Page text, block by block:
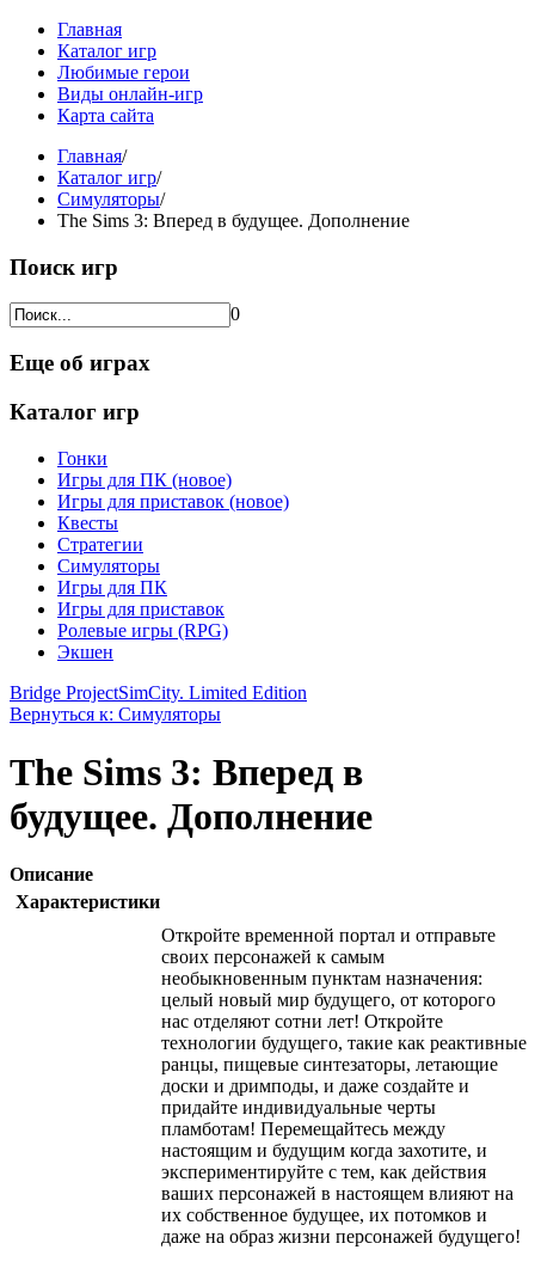
Главная
Каталог игр
Любимые герои
Виды онлайн-игр
Карта сайта
Главная/
Каталог игр/
Симуляторы/
The Sims 3: Вперед в будущее. Дополнение
Поиск игр
0
Еще об играх
Каталог игр
Гонки
Игры для ПК (новое)
Игры для приставок (новое)
Квесты
Стратегии
Симуляторы
Игры для ПК
Игры для приставок
Ролевые игры (RPG)
Экшен
Bridge ProjectSimCity. Limited Edition
Вернуться к: Симуляторы
The Sims 3: Вперед в
будущее. Дополнение
Описание
Характеристики
Откройте временной портал и отправьте
своих персонажей к самым
необыкновенным пунктам назначения:
целый новый мир будущего, от которого
нас отделяют сотни лет! Откройте
технологии будущего, такие как реактивные
ранцы, пищевые синтезаторы, летающие
доски и дримподы, и даже создайте и
придайте индивидуальные черты
пламботам! Перемещайтесь между
настоящим и будущим когда захотите, и
экспериментируйте с тем, как действия
ваших персонажей в настоящем влияют на
их собственное будущее, их потомков и
даже на образ жизни персонажей будущего!